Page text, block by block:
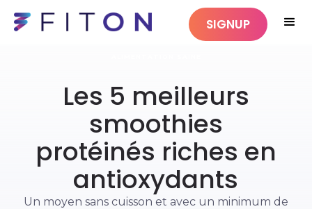
SIGNUP
Les 5 meilleurs
smoothies
protéinés riches en
antioxydants
Un moyen sans cuisson et avec un minimum de